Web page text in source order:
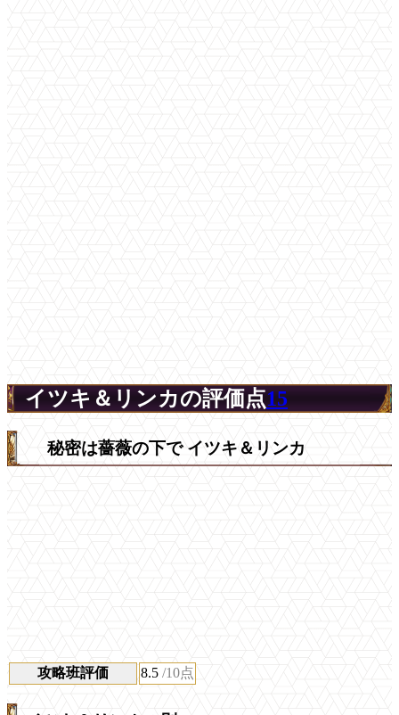
イツキ＆リンカの評価点15
秘密は薔薇の下で イツキ＆リンカ
攻略班評価 8.5 /10点